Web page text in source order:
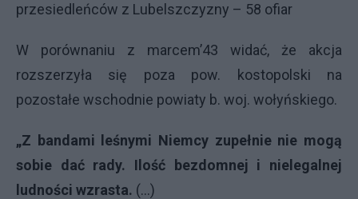
przesiedleńców z Lubelszczyzny – 58 ofiar
W porównaniu z marcem’43 widać, że akcja
rozszerzyła się poza pow. kostopolski na
pozostałe wschodnie powiaty b. woj. wołyńskiego.
„Z bandami leśnymi Niemcy zupełnie nie mogą
sobie dać rady. Ilość bezdomnej i nielegalnej
ludności wzrasta. (...)